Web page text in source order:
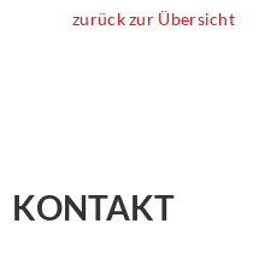
zurück zur Übersicht
KONTAKT